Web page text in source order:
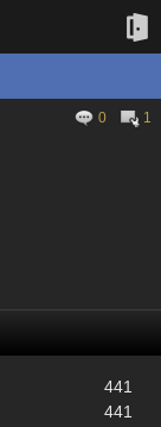
0
1
441
441